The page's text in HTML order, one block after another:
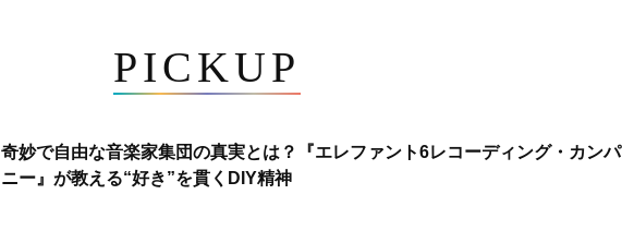
PICKUP
奇妙で自由な音楽家集団の真実とは？『エレファント6レコーディング・カンパ
ニー』が教える“好き”を貫くDIY精神